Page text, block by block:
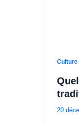
Culture
20